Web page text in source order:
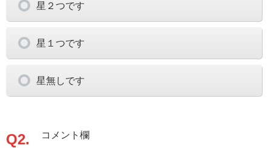
星２つです
星１つです
星無しです
Q2. コメント欄